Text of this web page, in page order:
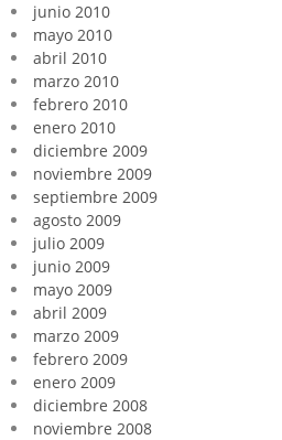
junio 2010
mayo 2010
abril 2010
marzo 2010
febrero 2010
enero 2010
diciembre 2009
noviembre 2009
septiembre 2009
agosto 2009
julio 2009
junio 2009
mayo 2009
abril 2009
marzo 2009
febrero 2009
enero 2009
diciembre 2008
noviembre 2008